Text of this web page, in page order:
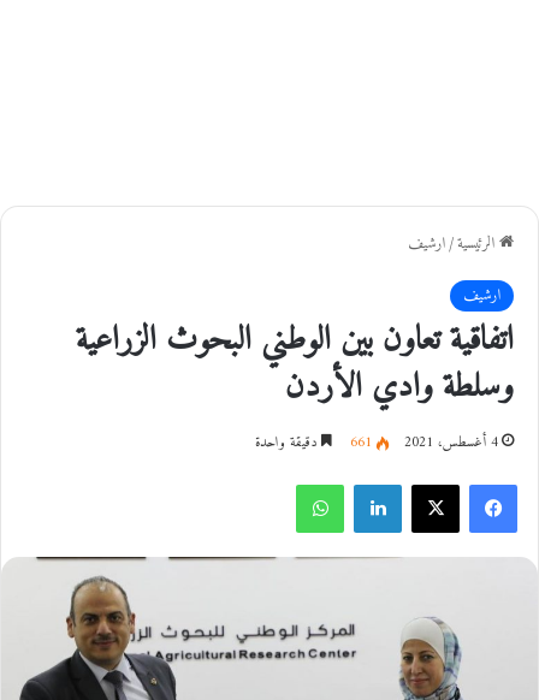
الرئيسية/ارشيف
ارشيف
اتفاقية تعاون بين الوطني البحوث الزراعية
وسلطة وادي الأردن
4 أغسطس، 2021 661 دقيقة واحدة
فيسبوك